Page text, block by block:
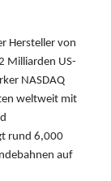
Hersteller von
Milliarden US-
NASDAQ
weltweit mit
rund 6,000
auf